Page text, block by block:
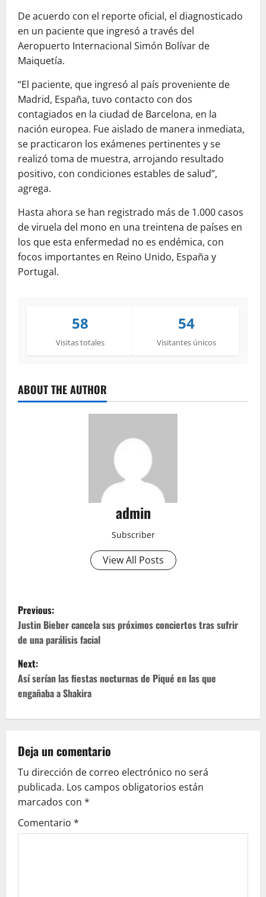
De acuerdo con el reporte oficial, el diagnosticado
en un paciente que ingresó a través del
Aeropuerto Internacional Simón Bolívar de
Maiquetía.
“El paciente, que ingresó al país proveniente de
Madrid, España, tuvo contacto con dos
contagiados en la ciudad de Barcelona, en la
nación europea. Fue aislado de manera inmediata,
se practicaron los exámenes pertinentes y se
realizó toma de muestra, arrojando resultado
positivo, con condiciones estables de salud”,
agrega.
Hasta ahora se han registrado más de 1.000 casos
de viruela del mono en una treintena de países en
los que esta enfermedad no es endémica, con
focos importantes en Reino Unido, España y
Portugal.
58
Visitas totales
54
Visitantes únicos
ABOUT THE AUTHOR
admin
Subscriber
View All Posts
P
o
s
t
n
v
i
g
a
Previous:
Justin Bieber cancela sus próximos conciertos tras sufrir
de una parálisis facial
Next:
Así serían las fiestas nocturnas de Piqué en las que
engañaba a Shakira
Deja un comentario
Tu dirección de correo electrónico no será
publicada. Los campos obligatorios están
marcados con *
Comentario *